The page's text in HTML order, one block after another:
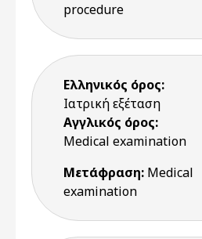
procedure
Ελληνικός όρος:
Ιατρική εξέταση
Αγγλικός όρος:
Medical examination
Μετάφραση: Medical
examination